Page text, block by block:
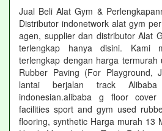
Jual Beli Alat Gym &
Distributor indonetwork alat gym
agen, supplier dan distributor Alat
terlengkap hanya disini. Kami
terlengkap dengan harga termurah
Rubber Paving (For Playground,
lantai berjalan track Alibaba
indonesian.alibaba g floor
facilities sport and gym used
flooring, synthetic Harga murah 13